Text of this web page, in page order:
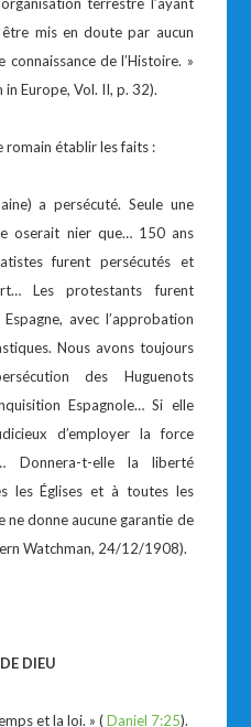
mis en doute par aucun
de l’Histoire. »
Europe, Vol. II, p. 32).
romain établir les faits :
a persécuté. Seule une
oserait nier que… 150 ans
furent persécutés et
Les protestants furent
avec l’approbation
Nous avons toujours
des Huguenots
Espagnole… Si elle
d’employer la force
Donnera-t-elle la liberté
les Églises et à toutes les
ne donne aucune garantie de
Watchman, 24/12/1908).
DIEU
et la loi. » (Daniel 7:25).